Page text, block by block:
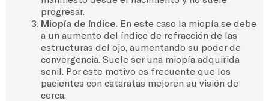
progresar.
Miopía de índice . En este caso la miopía se debe
a un aumento del índice de refracción de las
estructuras del ojo, aumentando su poder de
convergencia. Suele ser una miopía adquirida
senil. Por este motivo es frecuente que los
pacientes con cataratas mejoren su visión de
cerca.